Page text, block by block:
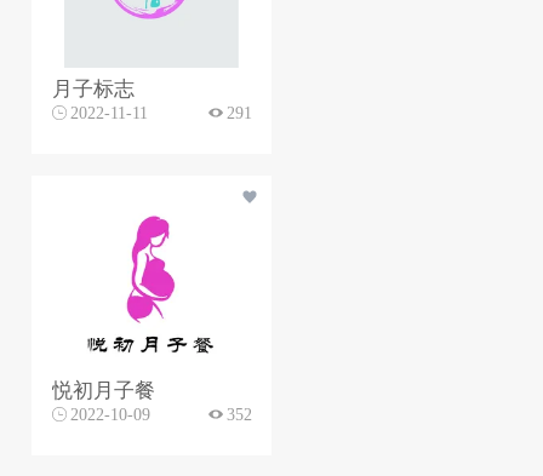
月子标志
2022-11-11 291
悦初月子餐
2022-10-09 352